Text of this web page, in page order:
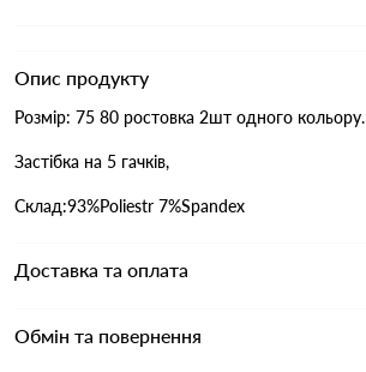
Опис продукту
Розмір: 75 80 ростовка 2шт одного кольору.
Застібка на 5 гачків,
Склад:93%Poliestr 7%Spandex
Доставка та оплата
Обмін та повернення